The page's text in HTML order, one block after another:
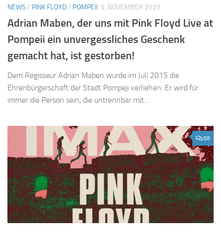
NEWS / PINK FLOYD/ POMPEII 5. NOVEMBER 2025
Adrian Maben, der uns mit Pink Floyd Live at
Pompeii ein unvergessliches Geschenk
gemacht hat, ist gestorben!
Dem Regisseur Adrian Maben wurde im Juli 2015 die
Ehrenbürgerschaft der Stadt Pompeji verliehen. Er wird für
immer die Person sein, die untrennbar mit...
88